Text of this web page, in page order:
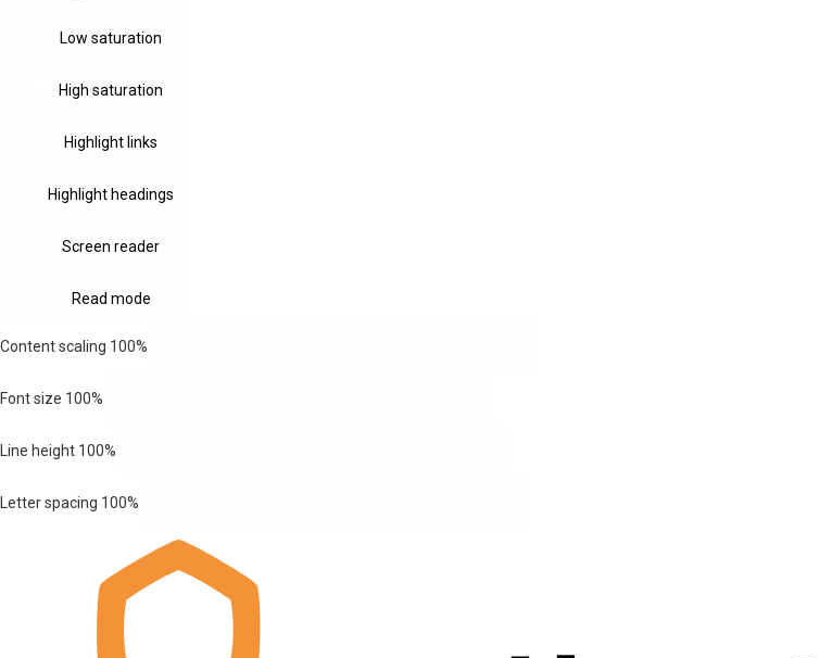
Low saturation
High saturation
Highlight links
Highlight headings
Screen reader
Read mode
Content scaling 100%
Font size 100%
Line height 100%
Letter spacing 100%